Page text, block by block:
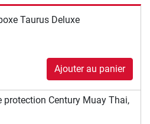
Taurus Deluxe
Ajouter au panier
protection Century Muay Thai,